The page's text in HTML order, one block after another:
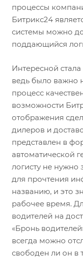
процессы
Битрикс24
системы можно
поддающийся
Интересной
ведь было важно
процесс
возможности
отображения
дилеров и
представлен в
автоматической
логисту не нужно
для прочтения
названию, и это
рабочее время.
водителей на
«Бронь
всегда можно
свободен ли он в